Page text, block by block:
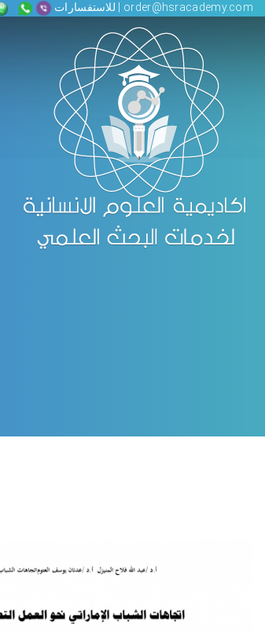
order@hsracademy.com | للاستفسارات